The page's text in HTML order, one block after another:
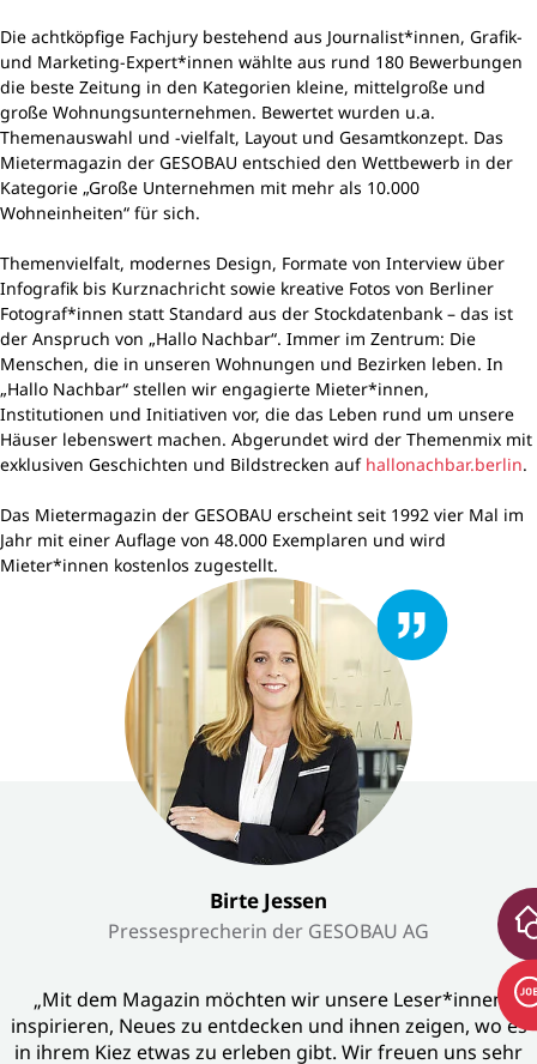
Die achtköpfige Fachjury bestehend aus Journalist*innen, Grafik-
und Marketing-Expert*innen wählte aus rund 180 Bewerbungen
die beste Zeitung in den Kategorien kleine, mittelgroße und
große Wohnungsunternehmen. Bewertet wurden u.a.
Themenauswahl und -vielfalt, Layout und Gesamtkonzept. Das
Mietermagazin der GESOBAU entschied den Wettbewerb in der
Kategorie „Große Unternehmen mit mehr als 10.000
Wohneinheiten“ für sich.
Themenvielfalt, modernes Design, Formate von Interview über
Infografik bis Kurznachricht sowie kreative Fotos von Berliner
Fotograf*innen statt Standard aus der Stockdatenbank – das ist
der Anspruch von „Hallo Nachbar“. Immer im Zentrum: Die
Menschen, die in unseren Wohnungen und Bezirken leben. In
„Hallo Nachbar“ stellen wir engagierte Mieter*innen,
Institutionen und Initiativen vor, die das Leben rund um unsere
Häuser lebenswert machen. Abgerundet wird der Themenmix mit
exklusiven Geschichten und Bildstrecken auf hallonachbar.berlin.
Das Mietermagazin der GESOBAU erscheint seit 1992 vier Mal im
Jahr mit einer Auflage von 48.000 Exemplaren und wird
Mieter*innen kostenlos zugestellt.
Birte Jessen
Pressesprecherin der GESOBAU AG
„Mit dem Magazin möchten wir unsere Leser*innen
inspirieren, Neues zu entdecken und ihnen zeigen, wo es
in ihrem Kiez etwas zu erleben gibt. Wir freuen uns sehr